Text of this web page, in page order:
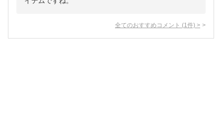
全てのおすすめコメント (1 件) >